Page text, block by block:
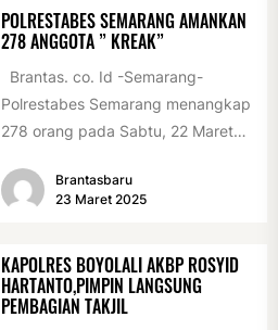
POLRESTABES SEMARANG AMANKAN
278 ANGGOTA ” KREAK”
Brantas. co. Id -Semarang-
Polrestabes Semarang menangkap
278 orang pada Sabtu, 22 Maret
menyusul...Brantasbaru
23 Maret 2025
KAPOLRES BOYOLALI AKBP ROSYID
HARTANTO,PIMPIN LANGSUNG
PEMBAGIAN TAKJIL